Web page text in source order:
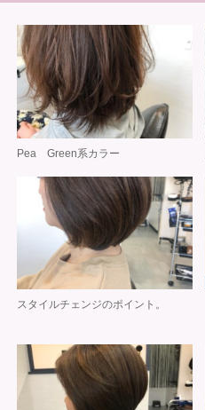
Pea Green系カラー
スタイルチェンジのポイント。